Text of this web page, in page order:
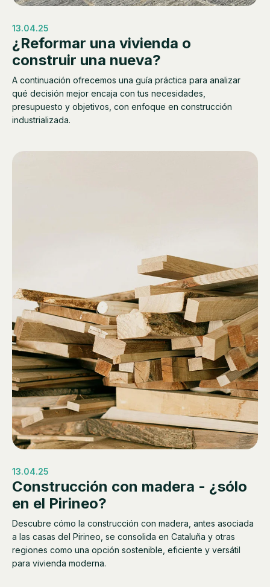
13.04.25
¿Reformar una vivienda o
construir una nueva?
A continuación ofrecemos una guía práctica para analizar
qué decisión mejor encaja con tus necesidades,
presupuesto y objetivos, con enfoque en construcción
industrializada.
13.04.25
Construcción con madera - ¿sólo
en el Pirineo?
Descubre cómo la construcción con madera, antes asociada
a las casas del Pirineo, se consolida en Cataluña y otras
regiones como una opción sostenible, eficiente y versátil
para vivienda moderna.